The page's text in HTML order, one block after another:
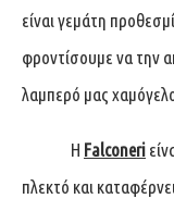
είναι γεμάτη
φροντίσουμε να την
λαμπερό μας
Η Falconeri
πλεκτό και